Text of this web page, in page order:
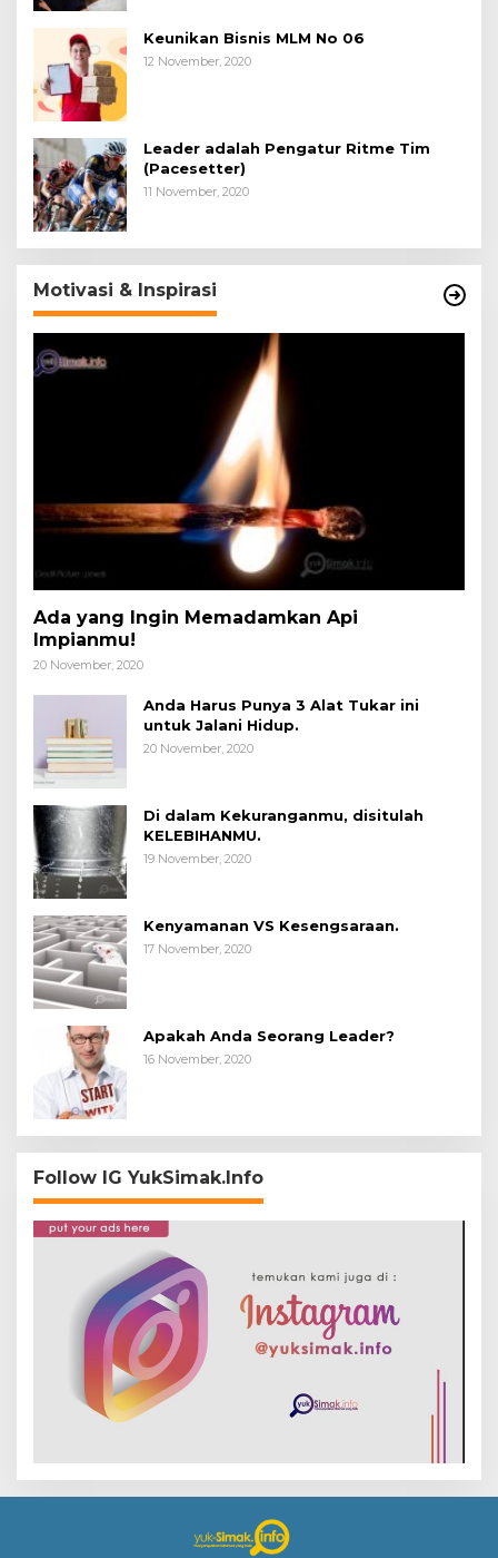
Keunikan Bisnis MLM No 06
12 November, 2020
Leader adalah Pengatur Ritme Tim
(Pacesetter)
11 November, 2020
Motivasi & Inspirasi
Ada yang Ingin Memadamkan Api
Impianmu!
20 November, 2020
Anda Harus Punya 3 Alat Tukar ini
untuk Jalani Hidup.
20 November, 2020
Di dalam Kekuranganmu, disitulah
KELEBIHANMU.
19 November, 2020
Kenyamanan VS Kesengsaraan.
17 November, 2020
Apakah Anda Seorang Leader?
16 November, 2020
Follow IG YukSimak.Info